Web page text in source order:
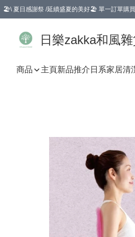
🏖️\ 夏日感謝祭 /延續盛夏的美好🏖️ 單一訂單購
日樂zakka和風
商品 主頁新品推介 日系家居清